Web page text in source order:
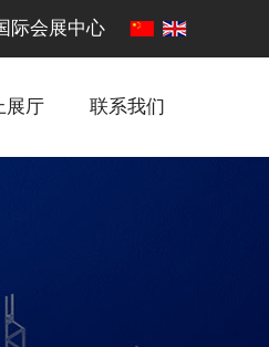
际会展中心
展厅 联系我们